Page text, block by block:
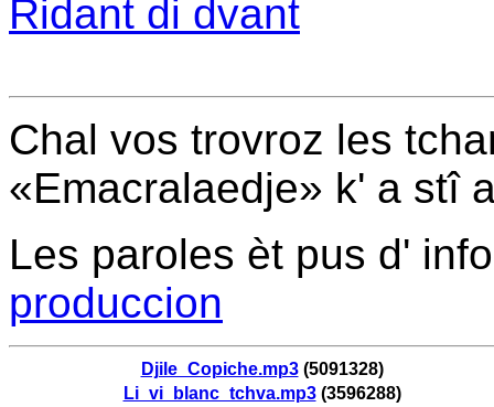
Ridant di dvant
Chal vos trovroz les
«Emacralaedje» k' a stî
Les paroles èt pus d'
produccion
Djile_Copiche.mp3(5091328)
Li_vi_blanc_tchva.mp3(3596288)